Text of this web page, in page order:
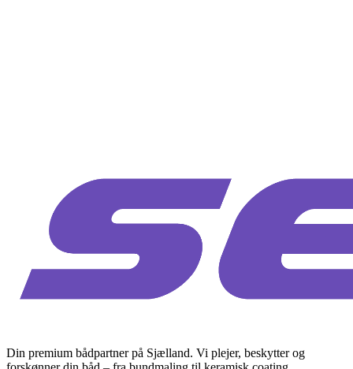
Din premium bådpartner på Sjælland. Vi plejer, beskytter og